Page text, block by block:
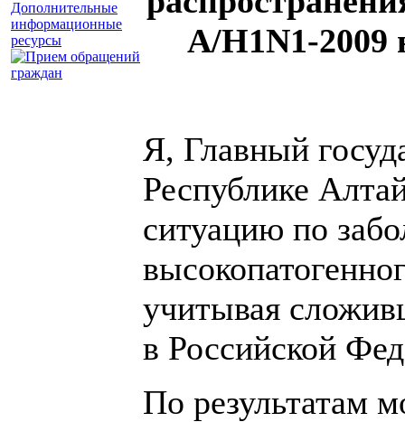
Дополнительные
информационные
ресурсы
А/Н1N1-2009
Я, Главный
Республике
ситуацию по
учитывая
в Российской
По результатам